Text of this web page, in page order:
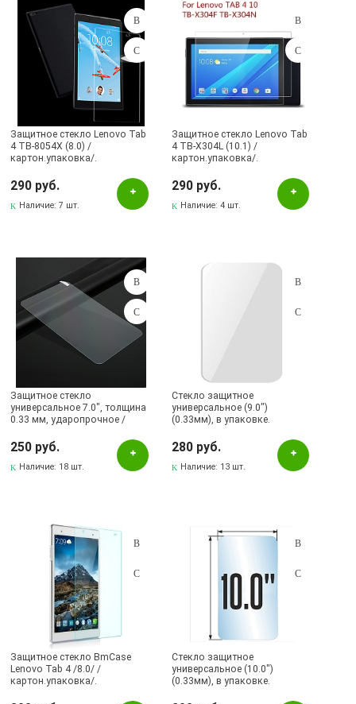
Защитное стекло Lenovo Tab
4 TB-8054X (8.0) /
картон.упаковка/.
290 руб.
Наличие:7 шт.
Защитное стекло Lenovo Tab
4 TB-X304L (10.1) /
картон.упаковка/.
290 руб.
Наличие:4 шт.
Защитное стекло
универсальное 7.0", толщина
0.33 мм, ударопрочное /
250 руб.
Наличие: 18 шт.
Стекло защитное
универсальное (9.0")
(0.33мм), в упаковке.
280 руб.
Наличие: 13 шт.
Защитное стекло BmCase
Lenovo Tab 4 /8.0/ /
картон.упаковка/.
Стекло защитное
универсальное (10.0")
(0.33мм), в упаковке.